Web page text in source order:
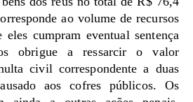
ao volume de recursos
eles cumpram eventual sentença
obrigue a ressarcir o valor
civil correspondente a duas
aos cofres públicos. Os